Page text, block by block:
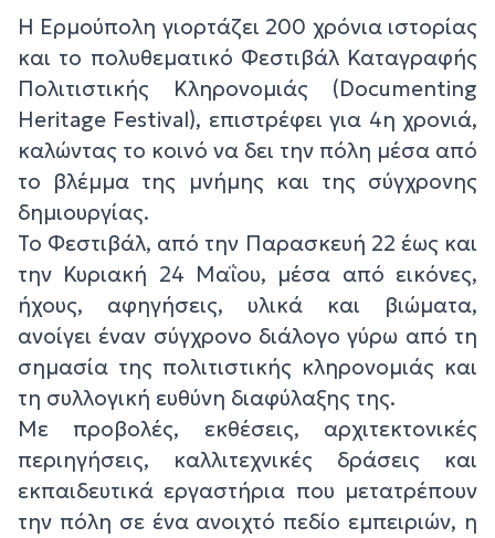
Η Ερμούπολη γιορτάζει 200 χρόνια ιστορίας
και το πολυθεματικό Φεστιβάλ Καταγραφής
Πολιτιστικής Κληρονομιάς (Documenting
Heritage Festival), επιστρέφει για 4η χρονιά,
καλώντας το κοινό να δει την πόλη μέσα από
το βλέμμα της μνήμης και της σύγχρονης
δημιουργίας.
Το Φεστιβάλ, από την Παρασκευή 22 έως και
την Κυριακή 24 Μαΐου, μέσα από εικόνες,
ήχους, αφηγήσεις, υλικά και βιώματα,
ανοίγει έναν σύγχρονο διάλογο γύρω από τη
σημασία της πολιτιστικής κληρονομιάς και
τη συλλογική ευθύνη διαφύλαξης της.
Με προβολές, εκθέσεις, αρχιτεκτονικές
περιηγήσεις, καλλιτεχνικές δράσεις και
εκπαιδευτικά εργαστήρια που μετατρέπουν
την πόλη σε ένα ανοιχτό πεδίο εμπειριών, η